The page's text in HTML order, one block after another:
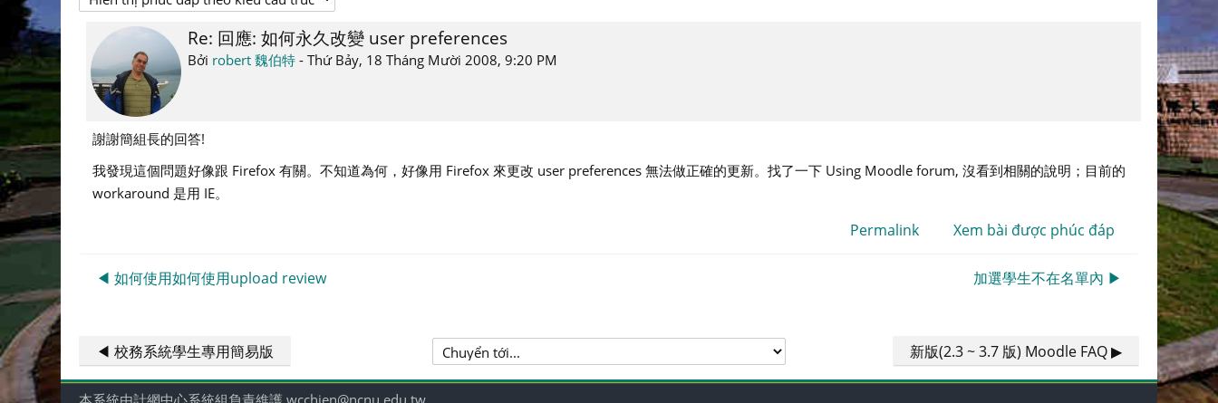
Re: 回應: 如何永久改變 user preferences
Bởi robert 魏伯特 -Thứ Bảy, 18 Tháng Mười 2008, 9:20 PM
Số
lượng
lời:
0
謝謝簡組長的回答!
我發現這個問題好像跟 Firefox 有關。不知道為何，好像用 Firefox 來更改 user preferences 無法做正確的更新。找了一下 Using Moodle forum, 沒看到相關的說明；目前的
workaround 是用 IE。
Permalink Xem bài được phúc đáp
◀︎ 如何使用如何使用upload review 加選學生不在名單內 ▶︎
◀︎ 校務系統學生專用簡易版
Chuyển
tới...
新版(2.3 ~ 3.7 版) Moodle FAQ ▶︎
本系統由計網中心系統組負責維護 wcchien@ncnu.edu.tw